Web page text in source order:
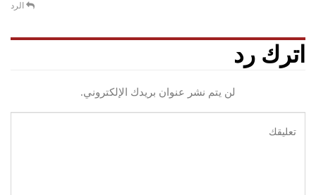
الرد
اترك رد
لن يتم نشر عنوان بريدك الإلكتروني.